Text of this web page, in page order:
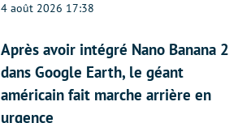
4 août 2026 17:38
Après avoir intégré Nano Banana 2
dans Google Earth, le géant
américain fait marche arrière en
urgence